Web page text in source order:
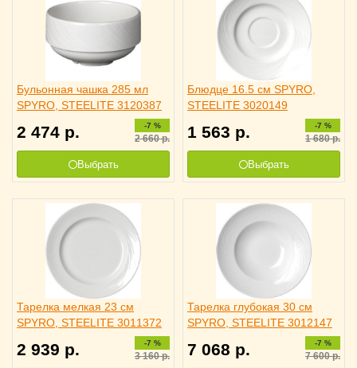
Бульонная чашка 285 мл
SPYRO, STEELITE 3120387
2 474 р. -7 %
2 660р.
Выбрать
Блюдце 16.5 см SPYRO,
STEELITE 3020149
1 563 р. -7 %
1 680р.
Выбрать
Тарелка мелкая 23 см
SPYRO, STEELITE 3011372
2 939 р. -7 %
3 160р.
Тарелка глубокая 30 см
SPYRO, STEELITE 3012147
7 068 р. -7 %
7 600р.